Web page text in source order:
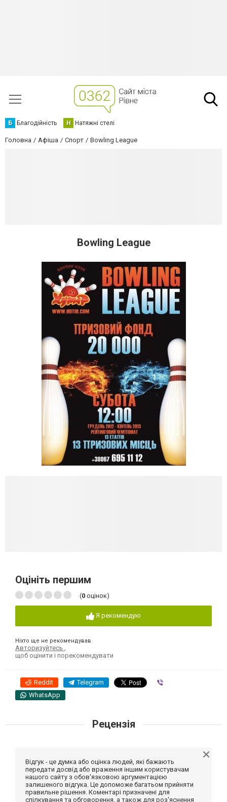
Б Благодійність Н Натяжні стелі
Головна Афіша Спорт Bowling League
Bowling League
Оцініть першим
(0 оцінок)
Я рекомендую
Ніхто ще не рекомендував
Авторизуйтесь
щоб оцінити і порекомендувати
Reddit Telegram
WhatsApp
Рецензія
Відгук - це думка або оцінка людей, які бажають
передати досвід або враження іншим користувачам
нашого сайту з обов'язковою аргументацією
залишеного відгука. Це допоможе багатьом прийняти
правильне рішення. Коментарі призначені для
спілкування та обговорення, а також для роз'яснення